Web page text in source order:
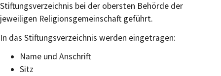
Stiftungsverzeichnis bei der obersten Behörde der
jeweiligen Religionsgemeinschaft geführt.
In das Stiftungsverzeichnis werden eingetragen:
Name und Anschrift
Sitz